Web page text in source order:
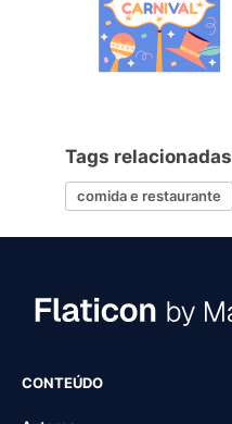
Tags relacionadas
comida e restaurante
CONTEÚDO